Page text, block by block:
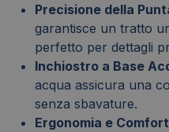
Precisione della
garantisce un tratto
perfetto per dettagli
Inchiostro a Base
acqua assicura una
senza sbavature.
Ergonomia e